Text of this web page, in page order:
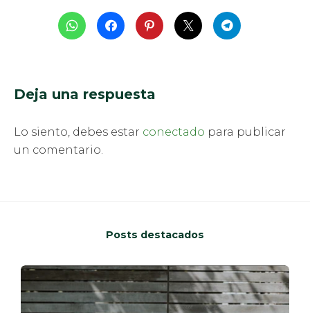
Deja una respuesta
Lo siento, debes estar conectado para publicar
un comentario.
Posts destacados